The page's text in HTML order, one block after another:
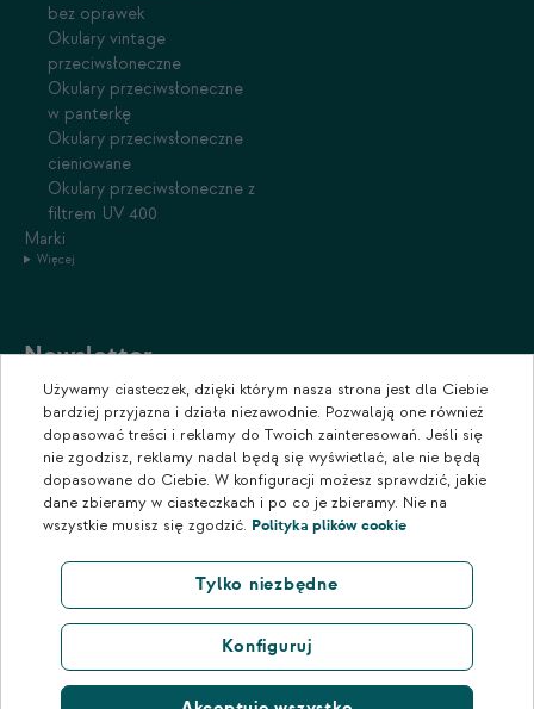
bez oprawek
Okulary vintage
przeciwsłoneczne
Okulary przeciwsłoneczne
w panterkę
Okulary przeciwsłoneczne
cieniowane
Okulary przeciwsłoneczne z
filtrem UV 400
Marki
Więcej
Newsletter
Zapisz się do naszego newslettera, aby otrzymywać informacje o
promocjach i nowościach w naszym sklepie.
Używamy ciasteczek, dzięki którym nasza strona jest dla Ciebie
bardziej przyjazna i działa niezawodnie. Pozwalają one również
dopasować treści i reklamy do Twoich zainteresowań. Jeśli się
nie zgodzisz, reklamy nadal będą się wyświetlać, ale nie będą
dopasowane do Ciebie. W konfiguracji możesz sprawdzić, jakie
dane zbieramy w ciasteczkach i po co je zbieramy. Nie na
wszystkie musisz się zgodzić. Polityka plików cookie
Tylko niezbędne
Konfiguruj